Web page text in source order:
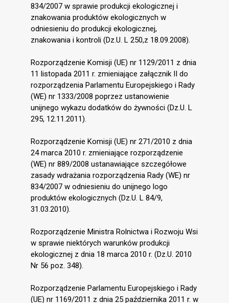
834/2007 w sprawie produkcji ekologicznej i
znakowania produktów ekologicznych w
odniesieniu do produkcji ekologicznej,
znakowania i kontroli (Dz.U. L 250,z 18.09.2008).
Rozporządzenie Komisji (UE) nr 1129/2011 z dnia
11 listopada 2011 r. zmieniające załącznik II do
rozporządzenia Parlamentu Europejskiego i Rady
(WE) nr 1333/2008 poprzez ustanowienie
unijnego wykazu dodatków do żywności (Dz.U. L
295, 12.11.2011).
Rozporządzenie Komisji (UE) nr 271/2010 z dnia
24 marca 2010 r. zmieniające rozporządzenie
(WE) nr 889/2008 ustanawiające szczegółowe
zasady wdrażania rozporządzenia Rady (WE) nr
834/2007 w odniesieniu do unijnego logo
produktów ekologicznych (Dz.U. L 84/9,
31.03.2010).
Rozporządzenie Ministra Rolnictwa i Rozwoju Wsi
w sprawie niektórych warunków produkcji
ekologicznej z dnia 18 marca 2010 r. (Dz.U. 2010
Nr 56 poz. 348).
Rozporządzenie Parlamentu Europejskiego i Rady
(UE) nr 1169/2011 z dnia 25 października 2011 r. w